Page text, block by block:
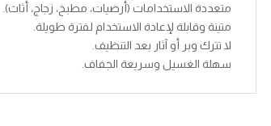
متعددة الاستخدامات (أرضيات، مطبخ، زجاج، أثاث).
متينة وقابلة لإعادة الاستخدام لفترة طويلة.
لا تترك وبر أو آثار بعد التنظيف.
سهلة الغسيل وسريعة الجفاف.